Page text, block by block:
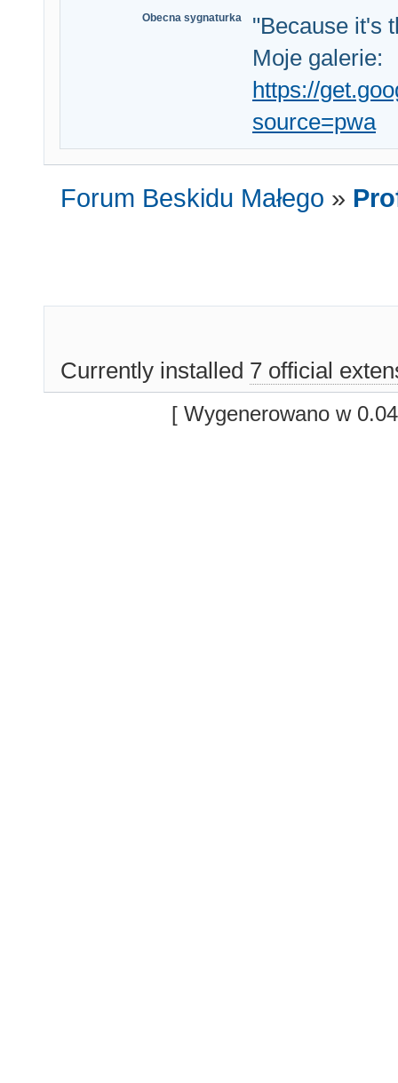
Obecna sygnaturka
"Because it's
Moje galerie:
https://
source=pwa
Forum Beskidu Małego »
Currently installed 7 official
[ Wygenerowano w